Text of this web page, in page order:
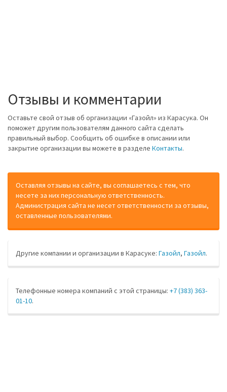
Отзывы и комментарии
Оставьте свой отзыв об организации «Газойл» из Карасука. Он
поможет другим пользователям данного сайта сделать
правильный выбор. Сообщить об ошибке в описании или
закрытие организации вы можете в разделе Контакты.
Оставляя отзывы на сайте, вы соглашаетесь с тем, что
несете за них персональную ответственность.
Администрация сайта не несет ответственности за отзывы,
оставленные пользователями.
Другие компании и организации в Карасуке: Газойл, Газойл.
Телефонные номера компаний с этой страницы: +7 (383) 363-
01-10.